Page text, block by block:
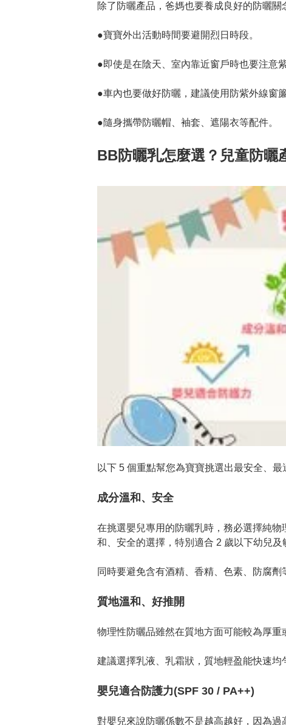
除了防曬產品，爸媽也要養成良好的防曬關
●寶寶外出活動時間要避開烈日時段。
●即使是在陰天、室內靠近窗戶時也要注意紫
●車內也要做好防曬，建議使用防紫外線窗
●隨身攜帶防曬帽、袖套、遮陽衣等配件。
BB防曬乳怎麼選？兒童防曬
以下 5 個重點幫您為寶寶挑選出最安全、最
成分溫和、安全
在挑選嬰兒專用的防曬乳時，務必選擇純
和、安全的選擇，特別適合 2 歲以下幼兒及
同時要避免含有酒精、香精、色素、防腐
質地溫和、好推開
物理性防曬品雖然在質地方面可能較為厚重
建議選擇乳液、乳霜狀，質地輕盈能快速
嬰兒適合防護力(SPF 30 / PA++)
對嬰兒來說防曬係數不是越高越好，因為過